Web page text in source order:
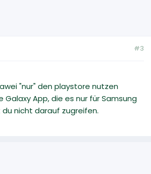
#3
"nur" den playstore nutzen
Galaxy App, die es nur für Samsung
nicht darauf zugreifen.